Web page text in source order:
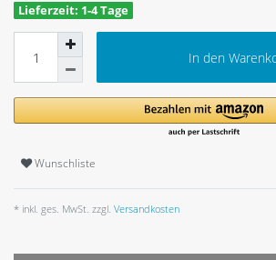
Lieferzeit: 1-4 Tage
In den
Wunschliste
* inkl. ges. MwSt. zzgl. Versandkosten